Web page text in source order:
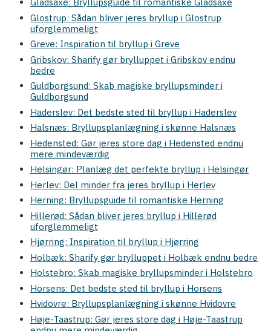
Glostrup: Sådan bliver jeres bryllup i Glostrup
uforglemmeligt
Greve: Inspiration til bryllup i Greve
Gribskov: Sharify gør brylluppet i Gribskov endnu
bedre
Guldborgsund: Skab magiske bryllupsminder i
Guldborgsund
Haderslev: Det bedste sted til bryllup i Haderslev
Halsnæs: Bryllupsplanlægning i skønne Halsnæs
Hedensted: Gør jeres store dag i Hedensted endnu
mere mindeværdig
Helsingør: Planlæg det perfekte bryllup i Helsingør
Herlev: Del minder fra jeres bryllup i Herlev
Herning: Bryllupsguide til romantiske Herning
Hillerød: Sådan bliver jeres bryllup i Hillerød
uforglemmeligt
Hjørring: Inspiration til bryllup i Hjørring
Holbæk: Sharify gør brylluppet i Holbæk endnu bedre
Holstebro: Skab magiske bryllupsminder i Holstebro
Horsens: Det bedste sted til bryllup i Horsens
Hvidovre: Bryllupsplanlægning i skønne Hvidovre
Høje-Taastrup: Gør jeres store dag i Høje-Taastrup